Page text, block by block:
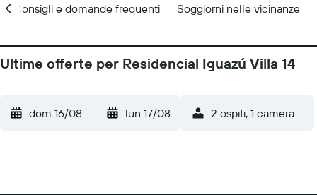
Consigli e domande frequenti Soggiorni nelle vicinanze
Ultime offerte per Residencial Iguazú Villa 14
dom 16/08 - lun 17/08 2 ospiti, 1 camera